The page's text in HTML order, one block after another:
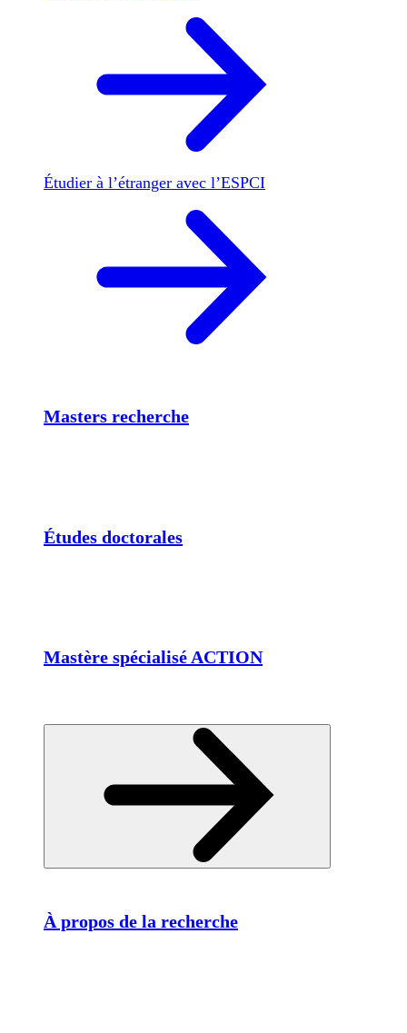
Étudier à l’étranger avec l’ESPCI
Masters recherche
Études doctorales
Mastère spécialisé ACTION
À propos de la recherche